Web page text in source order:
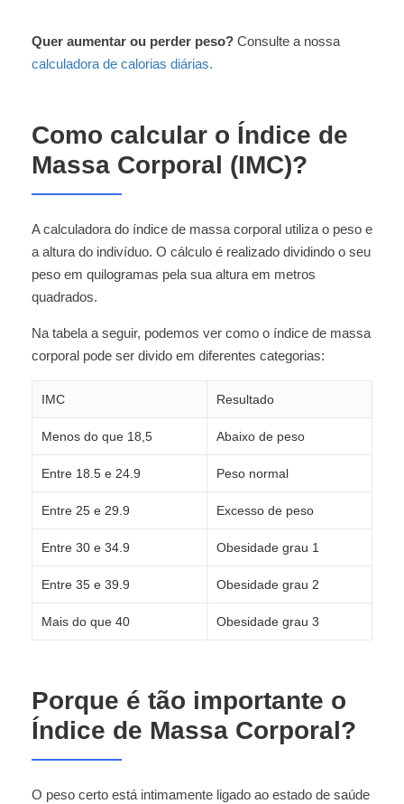
Quer aumentar ou perder peso? Consulte a nossa
calculadora de calorias diárias.
Como calcular o Índice de
Massa Corporal (IMC)?
A calculadora do índice de massa corporal utiliza o peso e
a altura do indivíduo. O cálculo é realizado dividindo o seu
peso em quilogramas pela sua altura em metros
quadrados.
Na tabela a seguir, podemos ver como o índice de massa
corporal pode ser divido em diferentes categorias:
IMC Resultado
Menos do que 18,5 Abaixo de peso
Entre 18.5 e 24.9 Peso normal
Entre 25 e 29.9 Excesso de peso
Entre 30 e 34.9 Obesidade grau 1
Entre 35 e 39.9 Obesidade grau 2
Mais do que 40 Obesidade grau 3
Porque é tão importante o
Índice de Massa Corporal?
O peso certo está intimamente ligado ao estado de saúde